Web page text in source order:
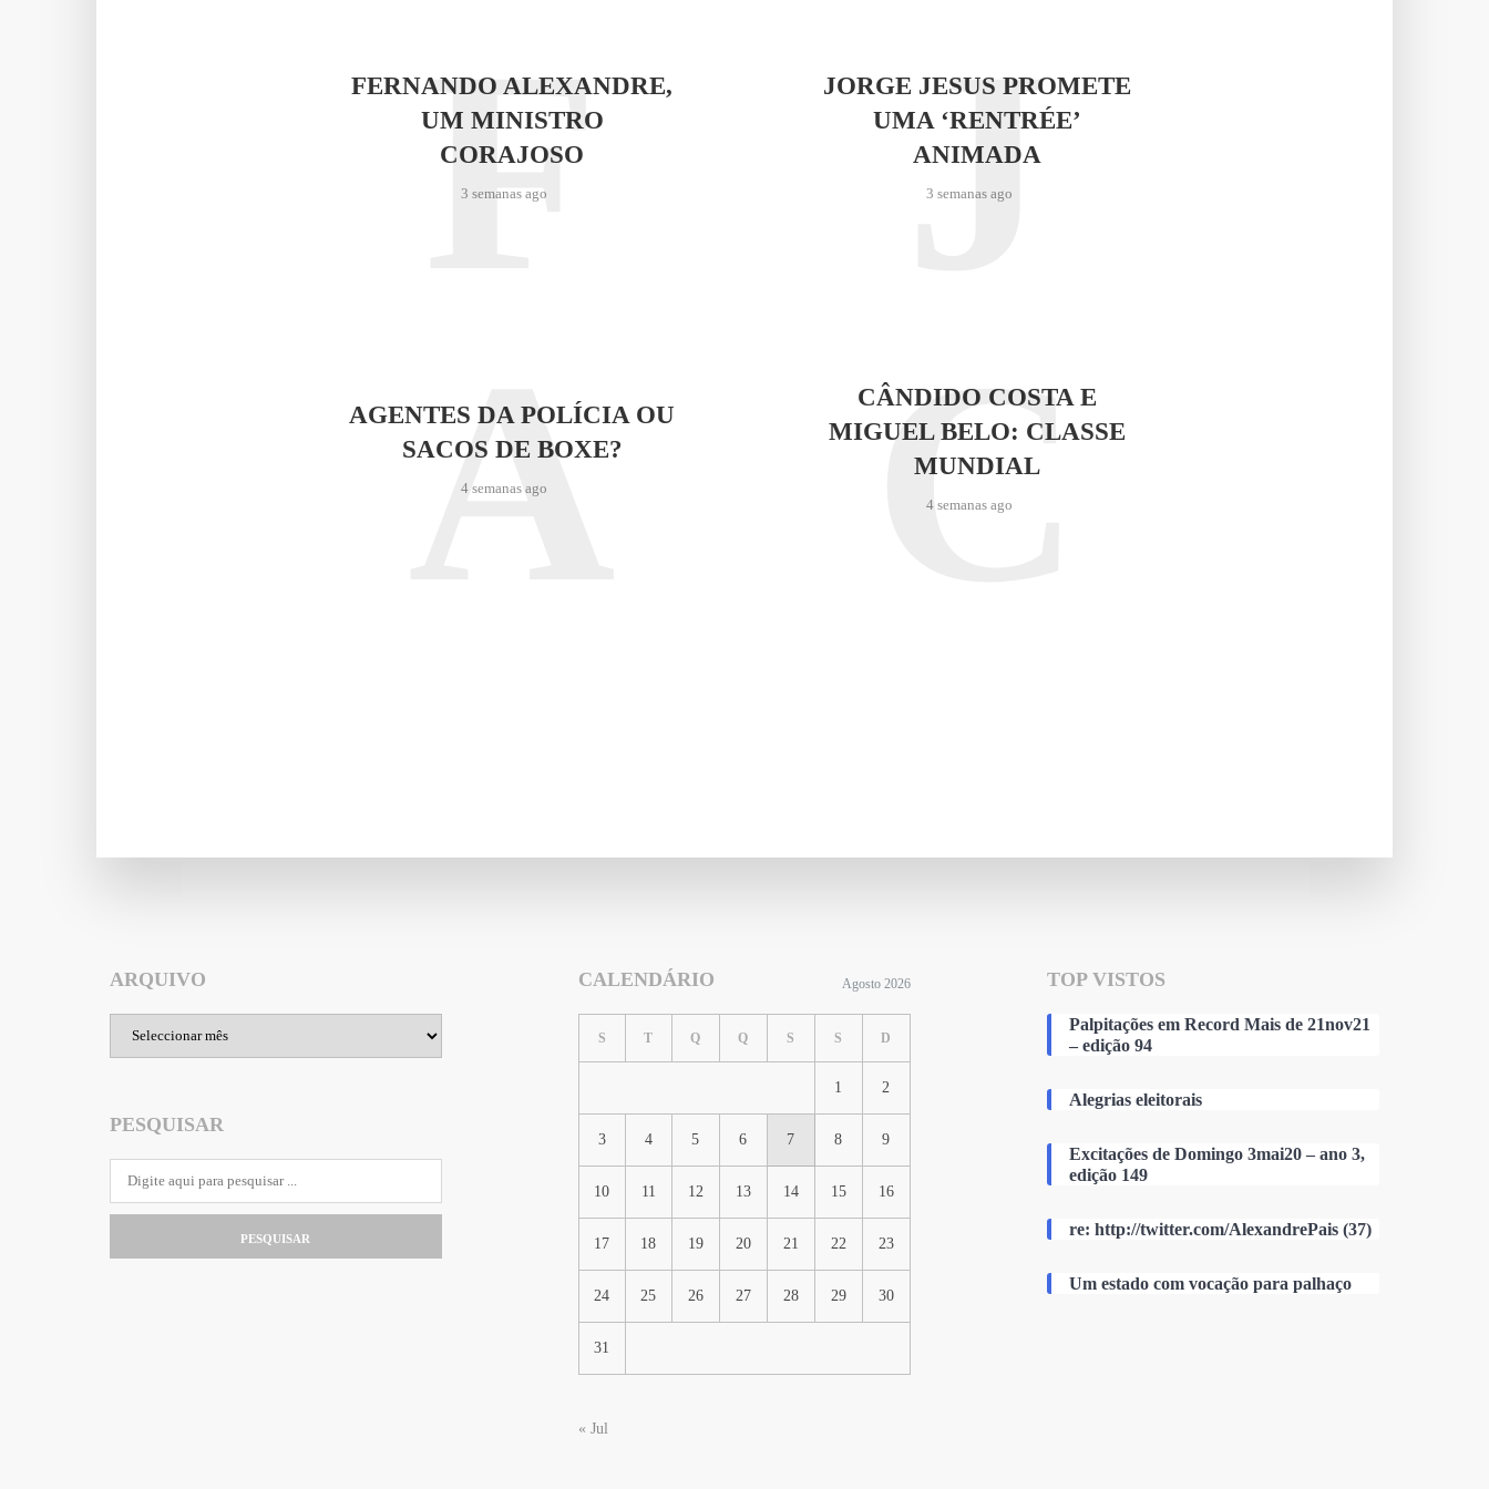
FERNANDO ALEXANDRE,
UM MINISTRO
CORAJOSO
3 semanas ago
F
JORGE JESUS PROMETE
UMA ‘RENTRÉE’
ANIMADA
3 semanas ago
J
AGENTES DA POLÍCIA OU
SACOS DE BOXE?
4 semanas ago
A
CÂNDIDO COSTA E
MIGUEL BELO: CLASSE
MUNDIAL
4 semanas ago
C
ARQUIVO
Arquivo
PESQUISAR
PESQUISAR
CALENDÁRIO Agosto 2026
S T Q Q S S D
1 2
3 4 5 6 7 8 9
10 11 12 13 14 15 16
17 18 19 20 21 22 23
24 25 26 27 28 29 30
31
« Jul
TOP VISTOS
Palpitações em Record Mais de 21nov21
– edição 94
Alegrias eleitorais
Excitações de Domingo 3mai20 – ano 3,
edição 149
re: http://twitter.com/AlexandrePais (37)
Um estado com vocação para palhaço